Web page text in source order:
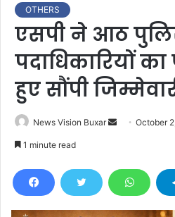
OTHERS
एसपी ने आठ
पदाधिकारियों
हुए सौंपी
News Vision Buxar
d
October
1 minute read